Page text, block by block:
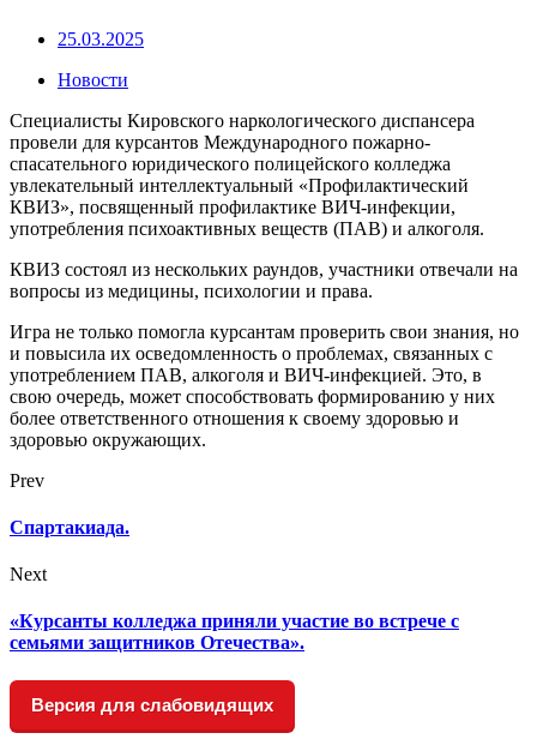
25.03.2025
Новости
Специалисты Кировского наркологического диспансера
провели для курсантов Международного пожарно-
спасательного юридического полицейского колледжа
увлекательный интеллектуальный «Профилактический
КВИЗ», посвященный профилактике ВИЧ-инфекции,
употребления психоактивных веществ (ПАВ) и алкоголя.
КВИЗ состоял из нескольких раундов, участники отвечали на
вопросы из медицины, психологии и права.
Игра не только помогла курсантам проверить свои знания, но
и повысила их осведомленность о проблемах, связанных с
употреблением ПАВ, алкоголя и ВИЧ-инфекцией. Это, в
свою очередь, может способствовать формированию у них
более ответственного отношения к своему здоровью и
здоровью окружающих.
Prev
Спартакиада.
Next
«Курсанты колледжа приняли участие во встрече с
семьями защитников Отечества».
Версия для слабовидящих